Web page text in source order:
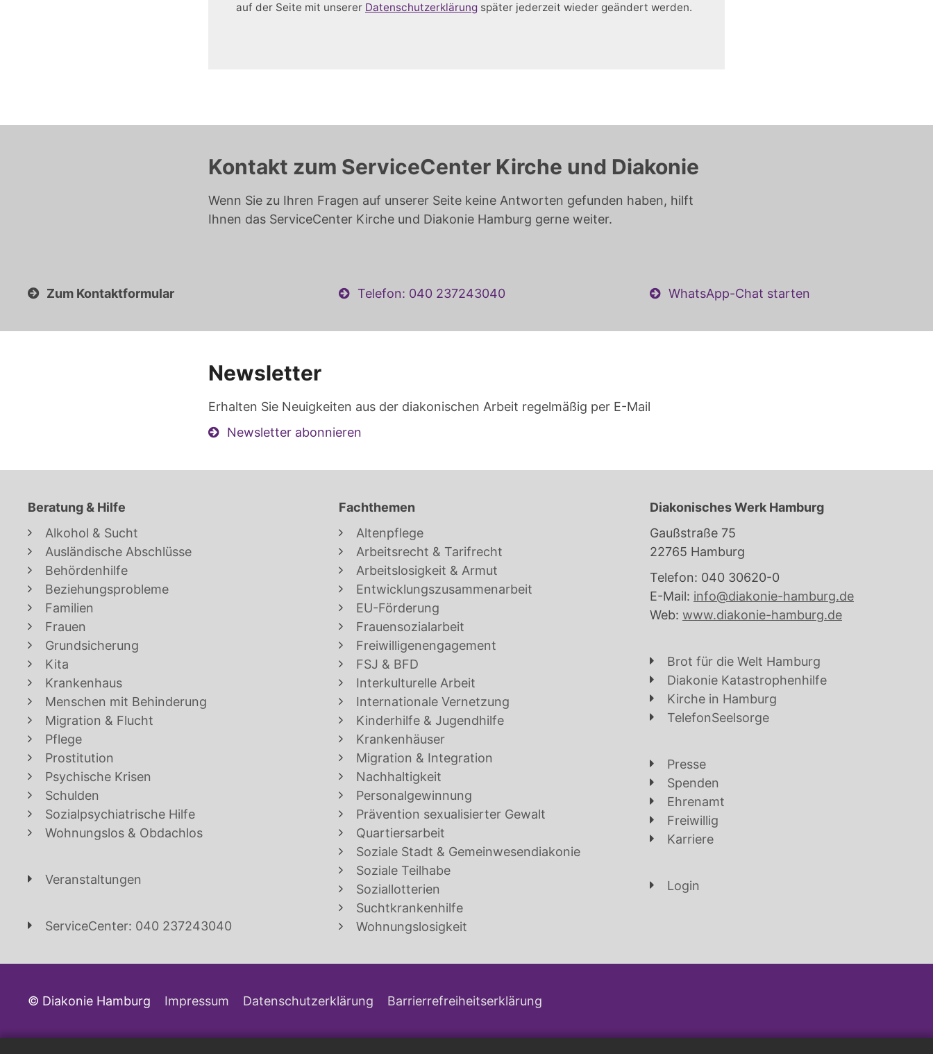
auf der Seite mit unserer Datenschutzerklärung später jederzeit wieder geändert werden.
Kontakt zum ServiceCenter Kirche und Diakonie
Wenn Sie zu Ihren Fragen auf unserer Seite keine Antworten gefunden haben, hilft
Ihnen das ServiceCenter Kirche und Diakonie Hamburg gerne weiter.
Zum Kontaktformular Telefon: 040 237243040 WhatsApp-Chat starten
Newsletter
Erhalten Sie Neuigkeiten aus der diakonischen Arbeit regelmäßig per E-Mail
Newsletter abonnieren
Beratung & Hilfe
Alkohol & Sucht
Ausländische Abschlüsse
Behördenhilfe
Beziehungsprobleme
Familien
Frauen
Grundsicherung
Kita
Krankenhaus
Menschen mit Behinderung
Migration & Flucht
Pflege
Prostitution
Psychische Krisen
Schulden
Sozialpsychiatrische Hilfe
Wohnungslos & Obdachlos
Veranstaltungen
ServiceCenter: 040 237243040
Fachthemen
Altenpflege
Arbeitsrecht & Tarifrecht
Arbeitslosigkeit & Armut
Entwicklungszusammenarbeit
EU-Förderung
Frauensozialarbeit
Freiwilligenengagement
FSJ & BFD
Interkulturelle Arbeit
Internationale Vernetzung
Kinderhilfe & Jugendhilfe
Krankenhäuser
Migration & Integration
Nachhaltigkeit
Personalgewinnung
Prävention sexualisierter Gewalt
Quartiersarbeit
Soziale Stadt & Gemeinwesendiakonie
Soziale Teilhabe
Soziallotterien
Suchtkrankenhilfe
Wohnungslosigkeit
Diakonisches Werk Hamburg
Gaußstraße 75
22765 Hamburg
Telefon: 040 30620-0
E-Mail: info@diakonie-hamburg.de
Web: www.diakonie-hamburg.de
Brot für die Welt Hamburg
Diakonie Katastrophenhilfe
Kirche in Hamburg
TelefonSeelsorge
Presse
Spenden
Ehrenamt
Freiwillig
Karriere
Login
© Diakonie Hamburg Impressum Datenschutzerklärung Barrierrefreiheitserklärung